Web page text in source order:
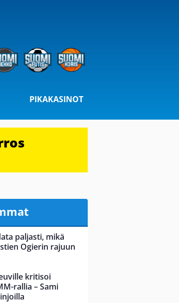
PIKAKASINOT
paljasti, mikä
Ogierin rajuun
kritisoi
rallia – Sami